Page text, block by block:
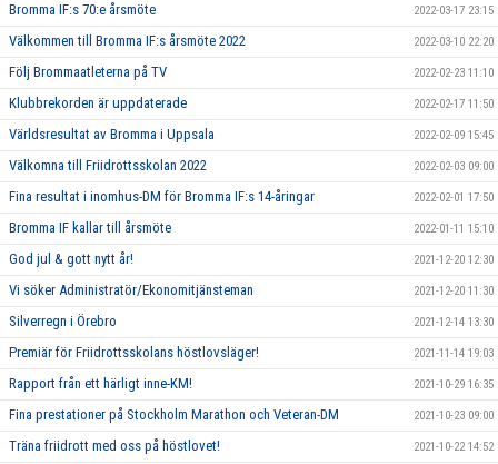
Bromma IF:s 70:e årsmöte 2022-03-17 23:15
Välkommen till Bromma IF:s årsmöte 2022 2022-03-10 22:20
Följ Brommaatleterna på TV 2022-02-23 11:10
Klubbrekorden är uppdaterade 2022-02-17 11:50
Världsresultat av Bromma i Uppsala 2022-02-09 15:45
Välkomna till Friidrottsskolan 2022 2022-02-03 09:00
Fina resultat i inomhus-DM för Bromma IF:s 14-åringar 2022-02-01 17:50
Bromma IF kallar till årsmöte 2022-01-11 15:10
God jul & gott nytt år! 2021-12-20 12:30
Vi söker Administratör/Ekonomitjänsteman 2021-12-20 11:30
Silverregn i Örebro 2021-12-14 13:30
Premiär för Friidrottsskolans höstlovsläger! 2021-11-14 19:03
Rapport från ett härligt inne-KM! 2021-10-29 16:35
Fina prestationer på Stockholm Marathon och Veteran-DM 2021-10-23 09:00
Träna friidrott med oss på höstlovet! 2021-10-22 14:52